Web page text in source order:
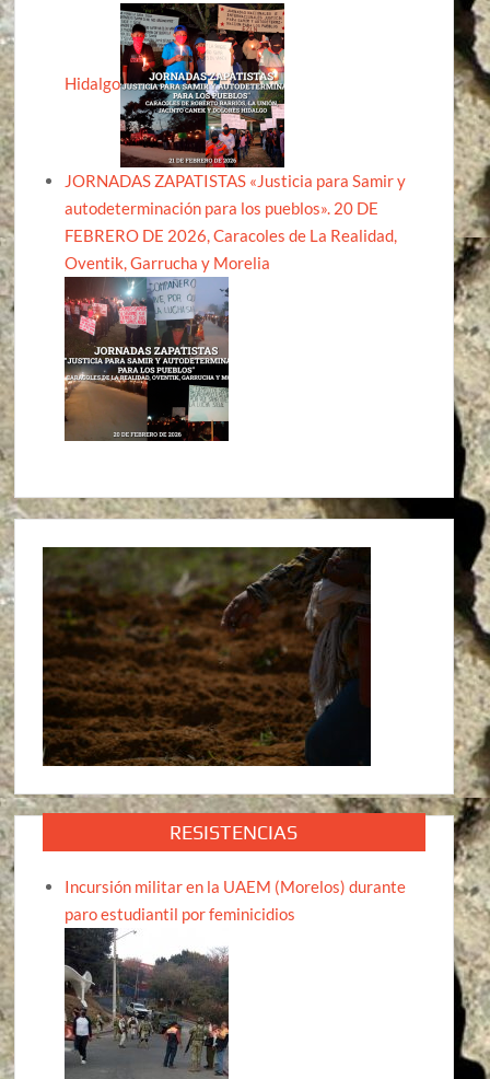
Hidalgo
JORNADAS ZAPATISTAS «Justicia para Samir y
autodeterminación para los pueblos». 20 DE
FEBRERO DE 2026, Caracoles de La Realidad,
Oventik, Garrucha y Morelia
RESISTENCIAS
Incursión militar en la UAEM (Morelos) durante
paro estudiantil por feminicidios